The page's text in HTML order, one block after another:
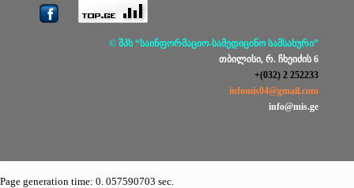
© შპს “საინფორმაციო-სამედიცინო სამსახური”
თბილისი, რ. ჩხეიძის 6
+(032) 2 252233
infomis04@gmail.com
info@mis.ge
Page generation time: 0. 057590703 sec.